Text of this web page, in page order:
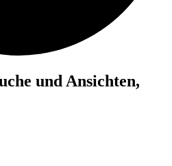
und Ansichten,